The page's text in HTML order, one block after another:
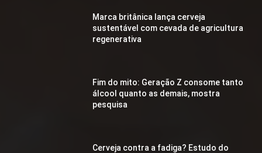
Marca britânica lança cerveja
sustentável com cevada de agricultura
regenerativa
Fim do mito: Geração Z consome tanto
álcool quanto as demais, mostra
pesquisa
Cerveja contra a fadiga? Estudo do